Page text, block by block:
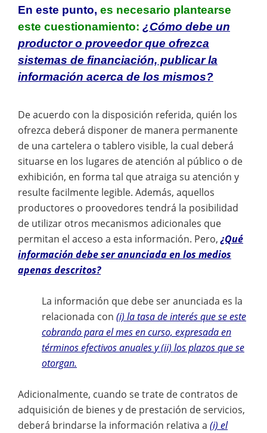
En este punto, es necesario plantearse
este cuestionamiento: ¿Cómo debe un
productor o proveedor que ofrezca
sistemas de financiación, publicar la
información acerca de los mismos?
De acuerdo con la disposición referida, quién los
ofrezca deberá disponer de manera permanente
de una cartelera o tablero visible, la cual deberá
situarse en los lugares de atención al público o de
exhibición, en forma tal que atraiga su atención y
resulte facilmente legible. Además, aquellos
productores o proovedores tendrá la posibilidad
de utilizar otros mecanismos adicionales que
permitan el acceso a esta información. Pero,¿Qué
información debe ser anunciada en los medios
apenas descritos?
La información que debe ser anunciada es la
relacionada con (i) la tasa de interés que se este
cobrando para el mes en curso, expresada en
términos efectivos anuales y (ii) los plazos que se
otorgan.
Adicionalmente, cuando se trate de contratos de
adquisición de bienes y de prestación de servicios,
deberá brindarse la información relativa a (i) el